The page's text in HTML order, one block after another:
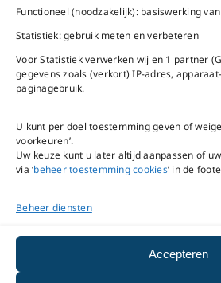
Functioneel (noodzakelijk): basiswerking
Statistiek: gebruik meten en verbeteren
Voor Statistiek verwerken wij en 1 partner
gegevens zoals (verkort) IP-adres,
paginagebruik.
U kunt per doel toestemming geven of
voorkeuren’.
Uw keuze kunt u later altijd aanpassen of
via ‘beheer toestemming cookies’ in de
Beheer diensten
Accepteren
Bel ons
Mail ons
Na
VNC Statuten
version
Copyright ©
beheer